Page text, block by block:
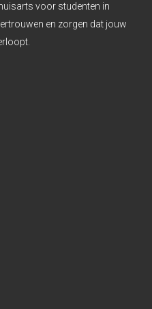
voor studenten in
en zorgen dat jouw